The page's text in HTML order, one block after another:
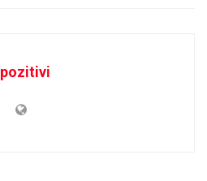
pozitivi